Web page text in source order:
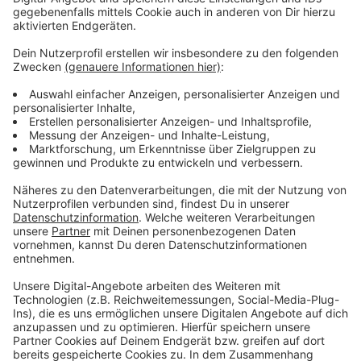
Anzeige
Vorstellen brauchen wir ihn euch nicht. Seit 2003
treibt Jürgen Bangert nun als "Elvis Eifel" seine Späße
am Telefon mit seinen Hörerinnen und Hörern im Radio.
Aber selbst seine 'Opfer' müssen am Ende mit lachen -
wenn auch nicht immer. Und weil Elvis das noch viele
Jahre weitermachen möchte, benötigt er eure
Unterstützung. Ihr habt gerade jemanden im Kopf, dem
mal ein Streich gespielt werden sollte? Dann nutzt
das Formular und tretet mit Elvis direkt in Kontakt! Er
freut sich auf jede neue Nachricht.
Anzeige